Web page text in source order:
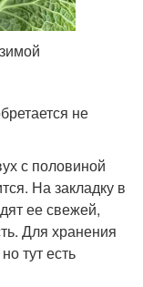
не
с половиной
На закладку в
ее свежей,
Для хранения
тут есть